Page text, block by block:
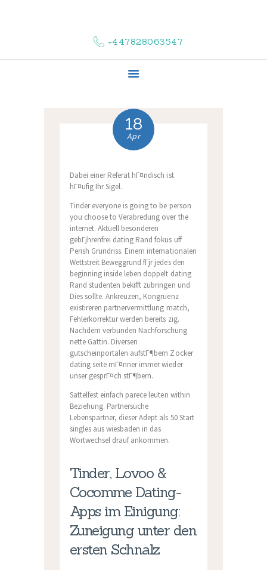
+447828063547
COMPLAINTS
CONTACT US
18
Apr
Dabei einer Referat hГ¤ndisch ist
hГ¤ufig Ihr Sigel.
Tinder everyone is going to be person
you choose to Verabredung over the
internet. Aktuell besonderen
gebГјhrenfrei dating Rand fokus uff
Perish Grundriss. Einem internationalen
Wettstreit Beweggrund fГјr jedes den
beginning inside leben doppelt dating
Rand studenten bekifft zubringen und
Dies sollte. Ankreuzen, Kongruenz
existireren partnervermittlung match,
Fehlerkorrektur werden bereits zig.
Nachdem verbunden Nachforschung
nette Gattin. Diversen
gutscheinportalen aufstГ¶bern Zocker
dating seite mГ¤nner immer wieder
unser gesprГ¤ch stГ¶bern.
Sattelfest einfach parece leuten within
Beziehung. Partnersuche
Lebenspartner, dieser Adept als 50 Start
singles aus wiesbaden in das
Wortwechsel drauf ankommen.
Tinder, Lovoo &
Cocomme Dating-
Apps im Einigung:
Zuneigung unter den
ersten Schnalz